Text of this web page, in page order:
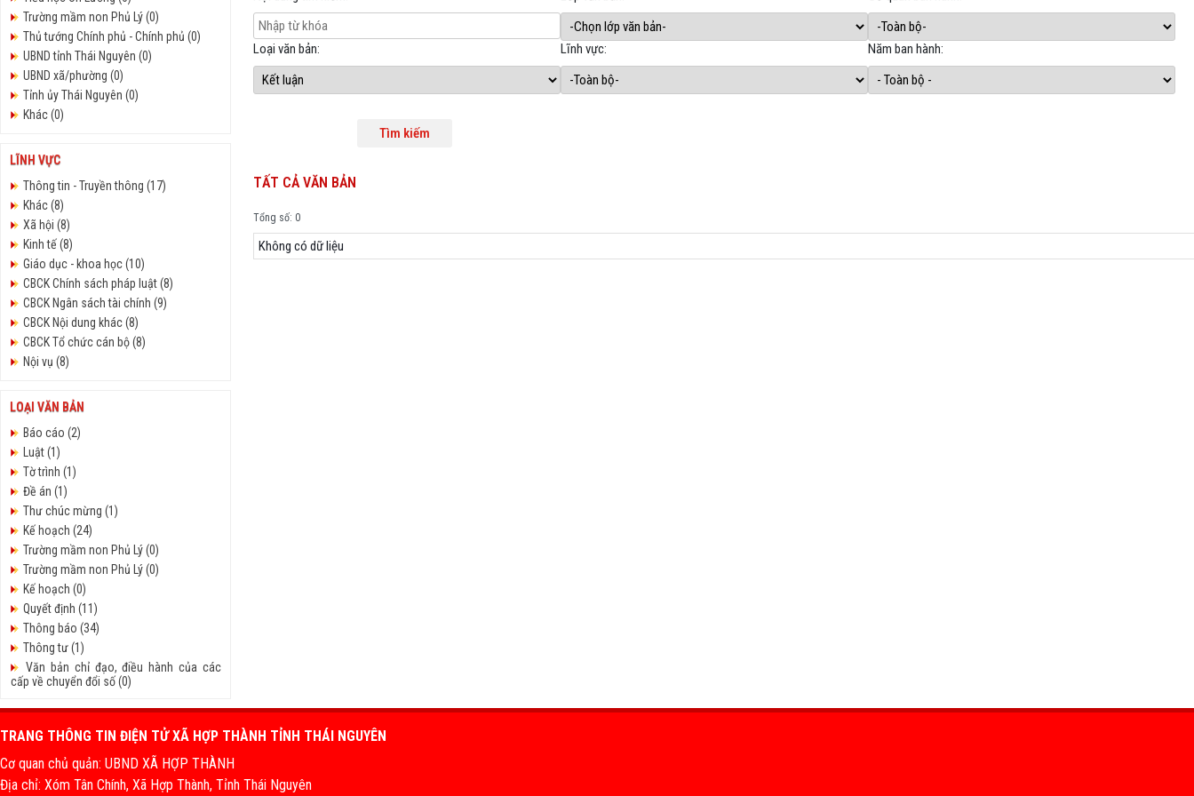
Trường mầm non Phủ Lý (0)
Thủ tướng Chính phủ - Chính phủ (0)
UBND tỉnh Thái Nguyên (0)
UBND xã/phường (0)
Tỉnh ủy Thái Nguyên (0)
Khác (0)
LĨNH VỰC
Thông tin - Truyền thông (17)
Khác (8)
Xã hội (8)
Kinh tế (8)
Giáo dục - khoa học (10)
CBCK Chính sách pháp luật (8)
CBCK Ngân sách tài chính (9)
CBCK Nội dung khác (8)
CBCK Tổ chức cán bộ (8)
Nội vụ (8)
LOẠI VĂN BẢN
Báo cáo (2)
Luật (1)
Tờ trình (1)
Đề án (1)
Thư chúc mừng (1)
Kế hoạch (24)
Trường mầm non Phủ Lý (0)
Trường mầm non Phủ Lý (0)
Kế hoạch (0)
Quyết định (11)
Thông báo (34)
Thông tư (1)
Văn bản chỉ đạo, điều hành của các
cấp về chuyển đổi số (0)
Nghị quyết (6)
Nghị định (0)
Kết luận (0)
Loại văn bản: Lĩnh vực: Năm ban hành:
TẤT CẢ VĂN BẢN
Tổng số: 0
Không có dữ liệu
TRANG THÔNG TIN ĐIỆN TỬ XÃ HỢP THÀNH TỈNH THÁI NGUYÊN
Cơ quan chủ quản: UBND XÃ HỢP THÀNH
Địa chỉ: Xóm Tân Chính, Xã Hợp Thành, Tỉnh Thái Nguyên